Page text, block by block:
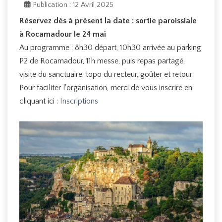
Publication : 12 Avril 2025
Réservez dès à présent la date : sortie paroissiale
à Rocamadour le 24 mai
Au programme : 8h30 départ, 10h30 arrivée au parking
P2 de Rocamadour, 11h messe, puis repas partagé,
visite du sanctuaire, topo du recteur, goûter et retour
Pour faciliter l'organisation, merci de vous inscrire en
cliquant ici : Inscriptions